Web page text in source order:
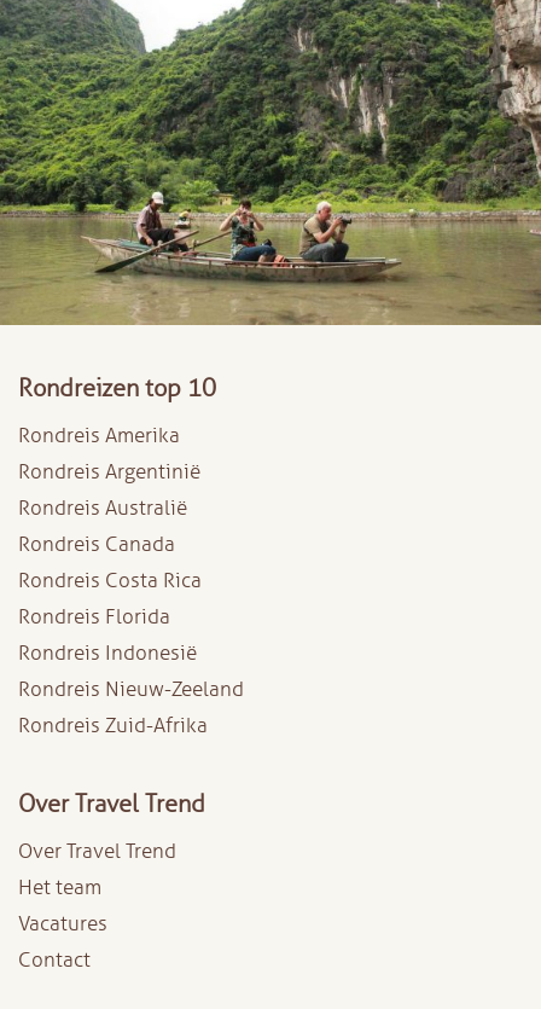
Rondreizen top 10
Rondreis Amerika
Rondreis Argentinië
Rondreis Australië
Rondreis Canada
Rondreis Costa Rica
Rondreis Florida
Rondreis Indonesië
Rondreis Nieuw-Zeeland
Rondreis Zuid-Afrika
Over Travel Trend
Over Travel Trend
Het team
Vacatures
Contact